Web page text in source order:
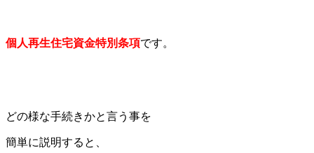
個人再生住宅資金特別条項です。
どの様な手続きかと言う事を
簡単に説明すると、